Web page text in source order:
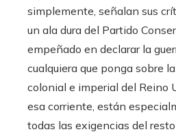
simplemente, señalan sus
un ala dura del Partido
empeñado en declarar la
cualquiera que ponga sobre
colonial e imperial del Reino
esa corriente, están
todas las exigencias del